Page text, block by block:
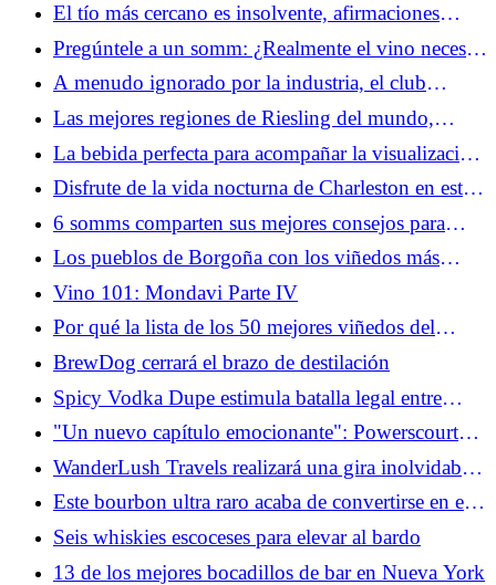
El tío más cercano es insolvente, afirmaciones
explosivas de la declaración jurada del síndico
Pregúntele a un somm: ¿Realmente el vino necesita
descansar después de viajar?
A menudo ignorado por la industria, el club
bartending perdura
Las mejores regiones de Riesling del mundo,
mapeadas
La bebida perfecta para acompañar la visualización
de cada deporte olímpico de invierno
Disfrute de la vida nocturna de Charleston en estos
bares y restaurantes
6 somms comparten sus mejores consejos para
catar vinos a ciegas
Los pueblos de Borgoña con los viñedos más
Grand Cru (infografía)
Vino 101: Mondavi Parte IV
Por qué la lista de los 50 mejores viñedos del
mundo no da en el blanco para la industria del
vino
BrewDog cerrará el brazo de destilación
Spicy Vodka Dupe estimula batalla legal entre
Tabasco y Stoli
"Un nuevo capítulo emocionante": Powerscourt
Distillery recibe una inversión tras la suspensión de
pagos
WanderLush Travels realizará una gira inolvidable
por Escocia este julio
Este bourbon ultra raro acaba de convertirse en el
whisky americano más caro jamás vendido en una
subasta
Seis whiskies escoceses para elevar al bardo
13 de los mejores bocadillos de bar en Nueva York